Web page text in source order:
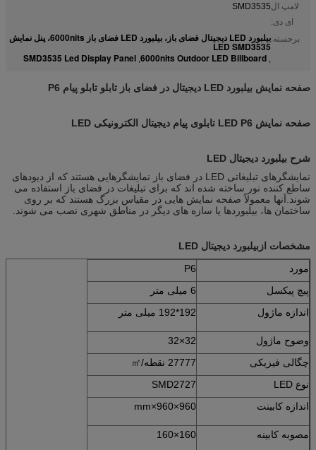
لامپ ال
ای دی:
SMD3535
برجسته: بیلبورد LED دیجیتال فضای باز، بیلبورد LED فضای باز 6000nits، پنل نمایش
LED SMD3535
,
6000nits Outdoor LED Billboard
,
SMD3535 Led Display Panel
صفحه نمایش بیلبورد LED دیجیتال در فضای باز تابلو تابلو پیام P6
صفحه نمایش LED P6 تابلوی پیام دیجیتال الکترونیکی LED
شرح بیلبورد دیجیتال LED
نمایشگرهای تبلیغاتی LED در فضای باز نمایشگرهایی هستند که از دیودهای
ساطع کننده نور ساخته شده اند که برای تبلیغات در فضای باز استفاده می
شوند.آنها معمولاً صفحه نمایش هایی در مقیاس بزرگ هستند که بر روی
ساختمان ها، بیلبوردها یا سازه های دیگر در مناطق شهری نصب می شوند.
مشخصات از بیلبورد دیجیتال LED
مورد
P6
پیچ پیکسل
6 میلی متر
اندازه ماژول
192*192 میلی متر
وضوح ماژول
32×32
چگالی فیزیکی
27777 نقطه/㎡
نوع LED
SMD2727
اندازه کابینت
960×960×mm
مصوبه کابینه 160×160